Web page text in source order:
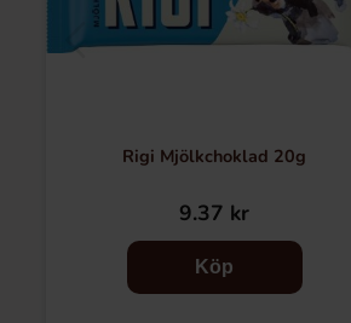
Rigi Mjölkchoklad 20g
9.37 kr
Köp